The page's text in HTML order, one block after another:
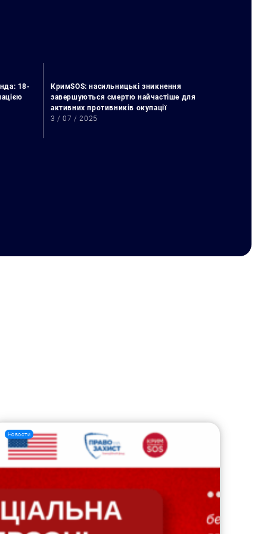
18-
КримSOS: насильницькі зникнення
завершуються смертю найчастіше для
активних противників окупації
3 / 07 / 2025
Новости